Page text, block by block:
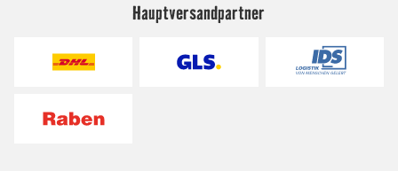
Hauptversandpartner